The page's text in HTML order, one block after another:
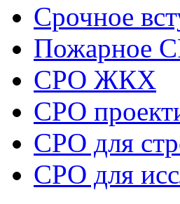
Cрочное
Пожарное
СРО ЖКХ
СРО
СРО для
СРО для